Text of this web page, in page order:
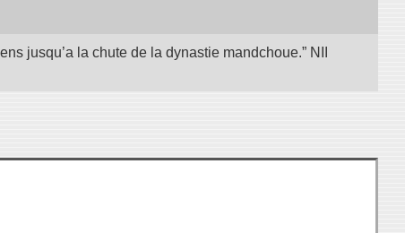
jusqu’a la chute de la dynastie mandchoue.” NII